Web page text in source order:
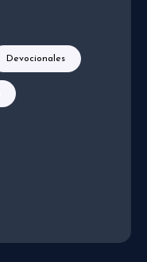
Devocionales